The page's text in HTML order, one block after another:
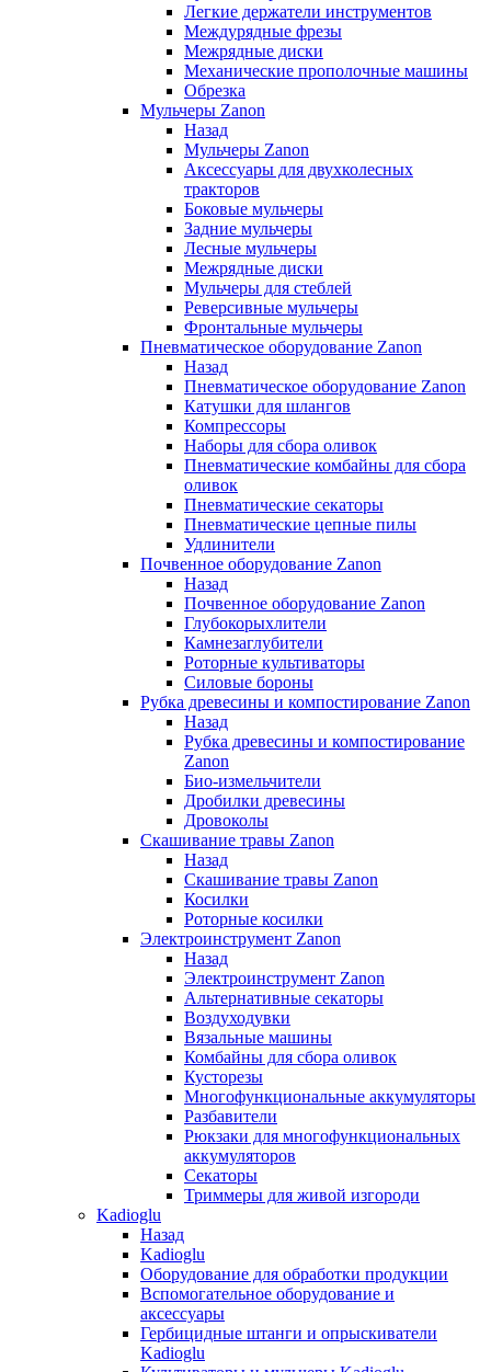
Легкие держатели инструментов
Междурядные фрезы
Межрядные диски
Механические прополочные машины
Обрезка
Мульчеры Zanon
Назад
Мульчеры Zanon
Аксессуары для двухколесных
тракторов
Боковые мульчеры
Задние мульчеры
Лесные мульчеры
Межрядные диски
Мульчеры для стеблей
Реверсивные мульчеры
Фронтальные мульчеры
Пневматическое оборудование Zanon
Назад
Пневматическое оборудование Zanon
Катушки для шлангов
Компрессоры
Наборы для сбора оливок
Пневматические комбайны для сбора
оливок
Пневматические секаторы
Пневматические цепные пилы
Удлинители
Почвенное оборудование Zanon
Назад
Почвенное оборудование Zanon
Глубокорыхлители
Камнезаглубители
Роторные культиваторы
Силовые бороны
Рубка древесины и компостирование Zanon
Назад
Рубка древесины и компостирование
Zanon
Био-измельчители
Дробилки древесины
Дровоколы
Скашивание травы Zanon
Назад
Скашивание травы Zanon
Косилки
Роторные косилки
Электроинструмент Zanon
Назад
Электроинструмент Zanon
Альтернативные секаторы
Воздуходувки
Вязальные машины
Комбайны для сбора оливок
Кусторезы
Многофункциональные аккумуляторы
Разбавители
Рюкзаки для многофункциональных
аккумуляторов
Секаторы
Триммеры для живой изгороди
Kadioglu
Назад
Kadioglu
Оборудование для обработки продукции
Вспомогательное оборудование и
аксессуары
Гербицидные штанги и опрыскиватели
Kadioglu